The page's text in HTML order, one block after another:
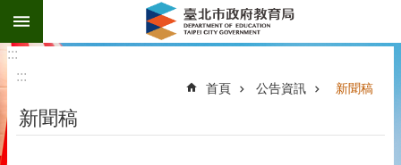
跳到主要內容區塊
:::
:::
首頁 公告資訊 新聞稿
新聞稿